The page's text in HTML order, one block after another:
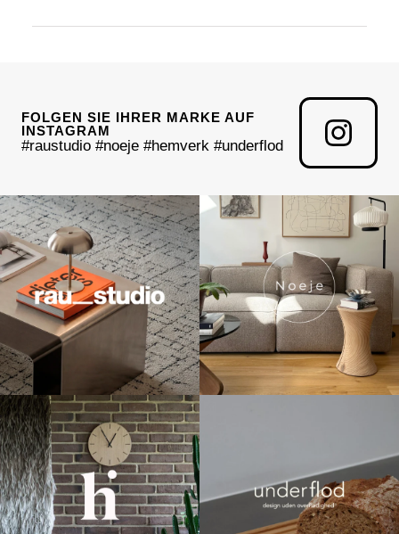
FOLGEN SIE IHRER MARKE AUF
INSTAGRAM
#raustudio #noeje #hemverk #underflod